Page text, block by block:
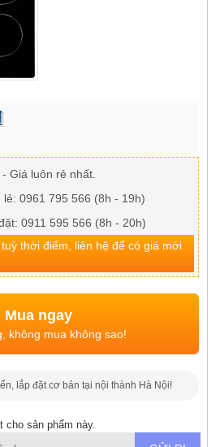
Giá luôn rẻ nhất.
0961 795 566 (8h - 19h)
0911 595 566 (8h - 20h)
thời điểm, liên hệ để có giá mới
Mua ngay
không mua không sao!
lắp đặt cơ bản tại nội thành Hà Nội!
cho sản phẩm này.